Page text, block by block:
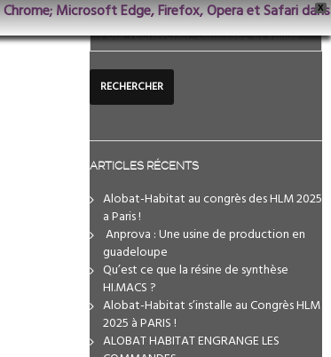
X
Microsoft Edge, Firefox, Opera et Safari dans
ARTICLES RÉCENTS
Alobat-Habitat au congrès des HLM 2025
a Paris !
️ Anprova : Une usine de production en
guadeloupe
Qu’est ce que la résine de synthèse
HI.MACS ?
Alobat-Habitat s’installe au Congrès HLM
2025 à PARIS !
ALOBAT HABITAT ENGRANGE LES